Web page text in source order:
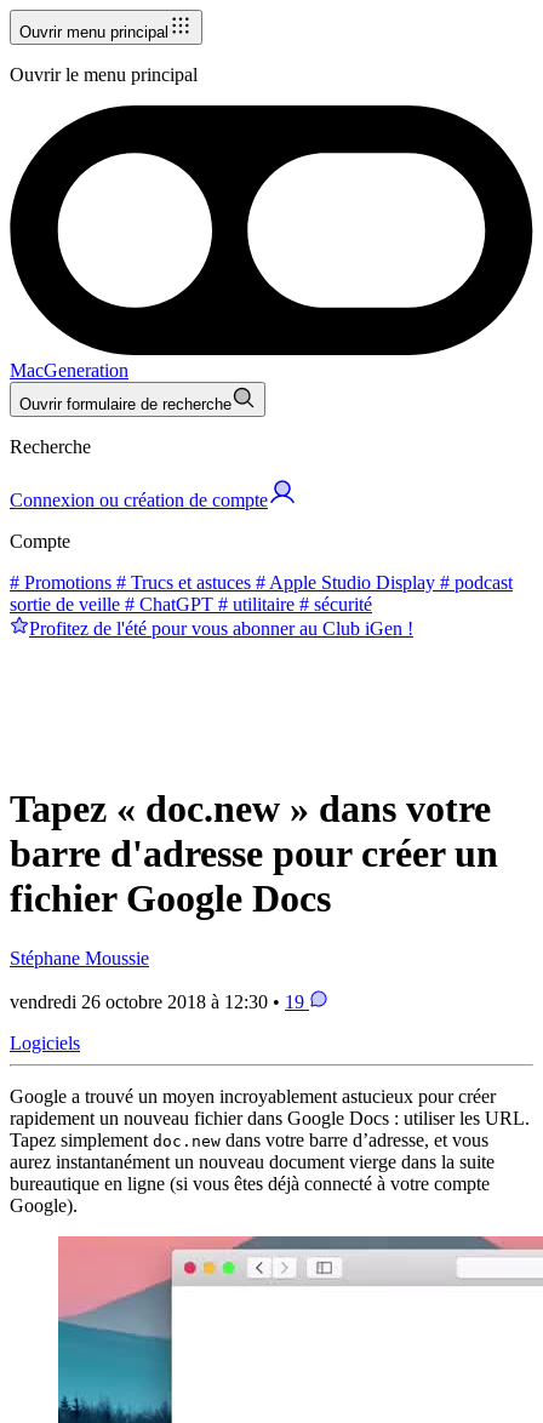
Ouvrir menu principal
Ouvrir le menu principal
MacGeneration
Ouvrir formulaire de recherche
Recherche
Connexion ou création de compte
Compte
# Promotions # Trucs et astuces # Apple Studio Display # podcast
sortie de veille # ChatGPT # utilitaire # sécurité
Profitez de l'été pour vous abonner au Club iGen !
Tapez « doc.new » dans votre
barre d'adresse pour créer un
fichier Google Docs
Stéphane Moussie
vendredi 26 octobre 2018 à 12:30 • 19
Logiciels
Google a trouvé un moyen incroyablement astucieux pour créer
rapidement un nouveau fichier dans Google Docs : utiliser les URL.
Tapez simplement doc.new dans votre barre d’adresse, et vous
aurez instantanément un nouveau document vierge dans la suite
bureautique en ligne (si vous êtes déjà connecté à votre compte
Google).